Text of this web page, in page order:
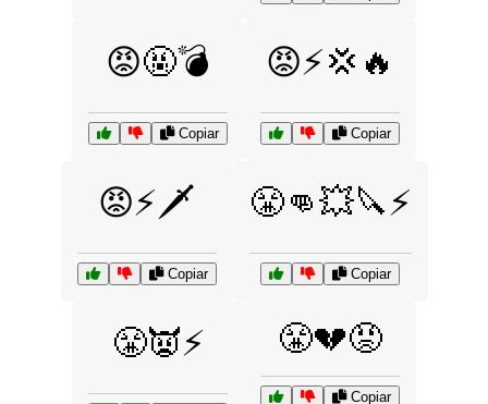
😡🤬💣
Copiar
😡⚡💢🔥
Copiar
😡⚡🗡️
Copiar
😤👊💥🔪⚡
Copiar
😤👿⚡ 😤💔😡
Copiar